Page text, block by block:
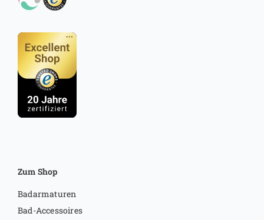
Zum Shop
Badarmaturen
Bad-Accessoires